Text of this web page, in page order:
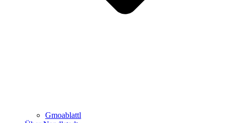
Gmoablattl